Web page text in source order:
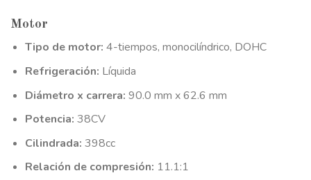
Motor
Tipo de motor: 4-tiempos, monocilíndrico, DOHC
Refrigeración: Líquida
Diámetro x carrera: 90.0 mm x 62.6 mm
Potencia: 38CV
Cilindrada: 398cc
Relación de compresión: 11.1:1